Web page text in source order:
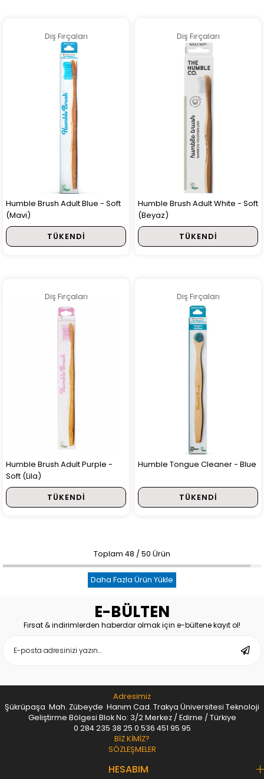
Diş Fırçaları
Humble Brush Adult Blue - Soft
(Mavi)
TÜKENDI
Diş Fırçaları
Humble Brush Adult White - Soft
(Beyaz)
TÜKENDI
Diş Fırçaları
Humble Brush Adult Purple -
Soft (Lila)
TÜKENDI
Diş Fırçaları
Humble Tongue Cleaner - Blue
TÜKENDI
Toplam 48 / 50 Ürün
Daha Fazla Ürün Yükle
E-BÜLTEN
Fırsat & indirimlerden haberdar olmak için e-bültene kayıt ol!
Adresimiz
Şükrüpaşa Mah. Zübeyde Hanım Cad. Trakya Üniversitesi Teknoloji
Geliştirme Bölgesi Blok No: 3/2 Merkez / Edirne / Türkiye
0 284 235 38 25 0 536 451 95 95
BİZ KİMİZ?
SÖZLEŞMELER
HESABIM